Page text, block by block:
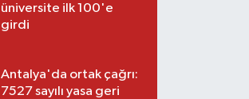
üniversite ilk 100'e
girdi
Antalya'da ortak çağrı:
7527 sayılı yasa geri